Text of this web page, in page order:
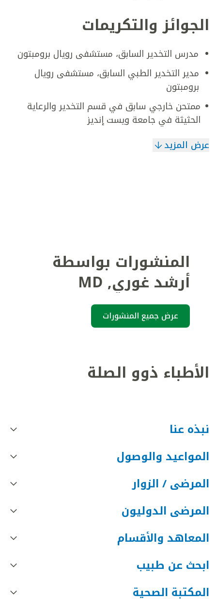
الجوائز والتكريمات
مدرس التخدير السابق، مستشفى رويال برومبتون
مدير التخدير الطبي السابق، مستشفى رويال
برومبتون
ممتحن خارجي سابق في قسم التخدير والرعاية
الحثيثة في جامعة ويست إنديز
عرض المزيد
المنشورات بواسطة
أرشد غوري,
MD
عرض جميع المنشورات
الأطباء ذوو الصلة
نبذه عنا
المواعيد والوصول
المرضى / الزوار
المرضى الدوليون
المعاهد والأقسام
ابحث عن طبيب
المكتبة الصحية